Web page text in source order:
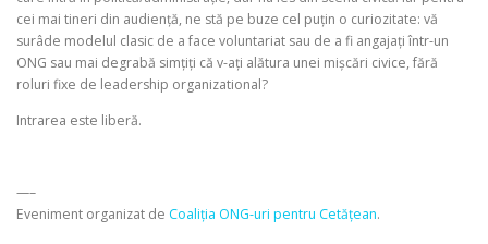
cei mai tineri din audiență, ne stă pe buze cel puțin o curiozitate: vă
surâde modelul clasic de a face voluntariat sau de a fi angajați într-un
ONG sau mai degrabă simțiți că v-ați alătura unei mișcări civice, fără
roluri fixe de leadership organizational?
Intrarea este liberă.
—–
Eveniment organizat de Coaliția ONG-uri pentru Cetățean.